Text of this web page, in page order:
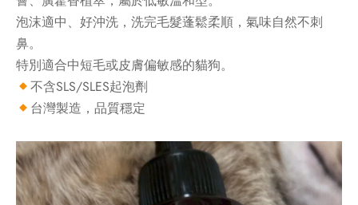
泡沫適中、好沖洗，洗完毛髮蓬鬆柔順，氣味自然不刺
鼻。
特別適合中短毛或皮膚偏敏感的貓狗。
不含SLS/SLES起泡劑
台灣製造，品質穩定